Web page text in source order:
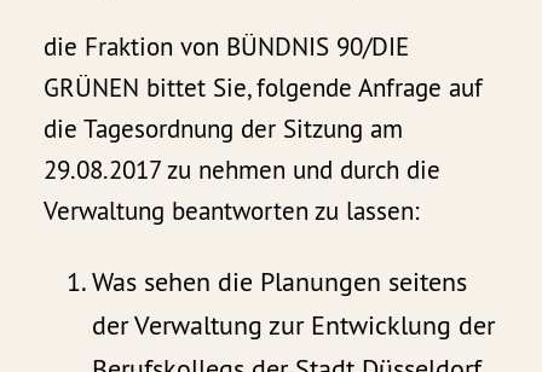
die Fraktion von BÜNDNIS 90/DIE
GRÜNEN bittet Sie, folgende Anfrage auf
die Tagesordnung der Sitzung am
29.08.2017 zu nehmen und durch die
Verwaltung beantworten zu lassen:
Was sehen die Planungen seitens
der Verwaltung zur Entwicklung der